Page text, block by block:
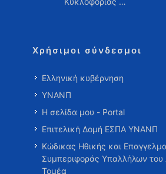
Χρήσιμοι σύνδεσμοι
Ελληνική κυβέρνηση
ΥΝΑΝΠ
Η σελίδα μου - Portal
Επιτελική Δομή ΕΣΠΑ ΥΝΑΝΠ
Κώδικας Ηθικής και
Συμπεριφοράς Υπαλλήλων του
Τομέα